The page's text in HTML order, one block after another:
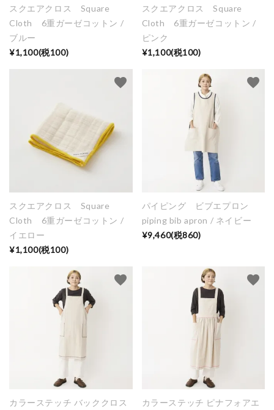
スクエアクロス Square
Cloth 6重ガーゼコットン /
ブルー
¥1,100(税100)
スクエアクロス Square
Cloth 6重ガーゼコットン /
ピンク
¥1,100(税100)
スクエアクロス Square
Cloth 6重ガーゼコットン /
イエロー
¥1,100(税100)
favorite
パイピング ビブエプロン
piping bib apron / ネイビー
¥9,460(税860)
favorite
カラーステッチ バッククロス
favorite
カラーステッチ ピナフォアエ
favorite